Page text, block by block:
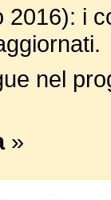
2016): i
nel
»